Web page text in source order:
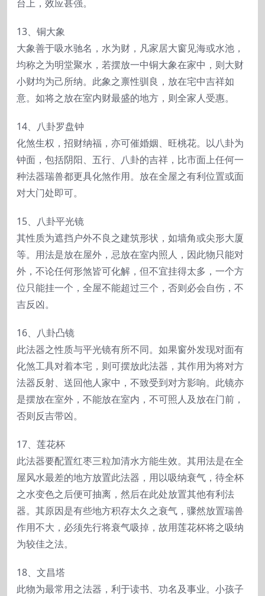
台上，效应甚强。
13、铜大象
大象善于吸水驰名，水为财，凡家居大窗见海或水池，
均称之为明堂聚水，若摆放一中铜大象在家中，则大财
小财均为己所纳。此象之禀性驯良，放在宅中吉祥如
意。如将之放在室内财最盛的地方，则全家人受惠。
14、八卦罗盘钟
化煞生权，招财纳福，亦可催婚姻、旺桃花。以八卦为
钟面，包括阴阳、五行、八卦的吉祥，比市面上任何一
种法器瑞兽都更具化煞作用。放在全屋之有利位置或面
对大门处即可。
15、八卦平光镜
其性质为遮挡户外不良之建筑形状，如墙角或尖形大厦
等。用法是放在屋外，忌放在室内照人，因此物只能对
外，不论任何形煞皆可化解，但不宜挂得太多，一个方
位只能挂一个，全屋不能超过三个，否则必会自伤，不
吉反凶。
16、八卦凸镜
此法器之性质与平光镜有所不同。如果窗外发现对面有
化煞工具对着本宅，则可摆放此法器，其作用为将对方
法器反射、送回他人家中，不致受到对方影响。此镜亦
是摆放在室外，不能放在室内，不可照人及放在门前，
否则反吉带凶。
17、莲花杯
此法器要配置红枣三粒加清水方能生效。其用法是在全
屋风水最差的地方放置此法器，用以吸纳衰气，待全杯
之水变色之后便可抽离，然后在此处放置其他有利法
器。其原因是有些地方积存太久之衰气，骤然放置瑞兽
作用不大，必须先行将衰气吸掉，故用莲花杯将之吸纳
为较佳之法。
18、文昌塔
此物为最常用之法器，利于读书、功名及事业。小孩子